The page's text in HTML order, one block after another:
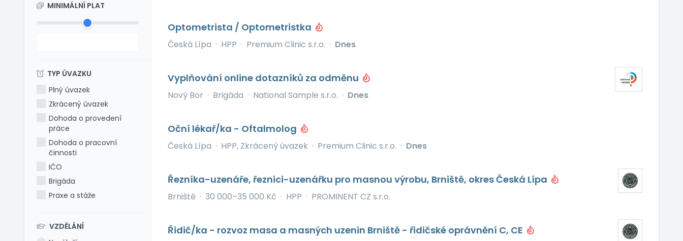
MINIMÁLNÍ PLAT
TYP ÚVAZKU
Plný úvazek
Zkrácený úvazek
Dohoda o provedení
práce
Dohoda o pracovní
činnosti
IČO
Brigáda
Praxe a stáže
VZDĚLÁNÍ
Optometrista / Optometristka
Česká Lípa · HPP · Premium Clinic s.r.o. · Dnes
Vyplňování online dotazníků za odměnu
Nový Bor · Brigáda · National Sample s.r.o. · Dnes
Oční lékař/ka - Oftalmolog
Česká Lípa · HPP, Zkrácený úvazek · Premium Clinic s.r.o. · Dnes
Řezníka-uzenáře, řeznici-uzenářku pro masnou výrobu, Brniště, okres Česká Lípa
Brniště · 30 000–35 000 Kč · HPP · PROMINENT CZ s.r.o.
Řidič/ka - rozvoz masa a masných uzenin Brniště - řidičské oprávnění C, CE